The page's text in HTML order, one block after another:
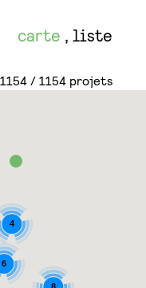
carte liste
1154 / 1154 projets
4
6